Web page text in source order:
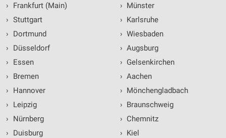
›
Frankfurt (Main)
› Stuttgart
›
Dortmund
›
Düsseldorf
›
Essen
›
Bremen
›
Hannover
›
Leipzig
›
Nürnberg
›
Duisburg
› Münster
› Karlsruhe
› Wiesbaden
› Augsburg
› Gelsenkirchen
› Aachen
› Mönchengladbach
› Braunschweig
› Chemnitz
› Kiel